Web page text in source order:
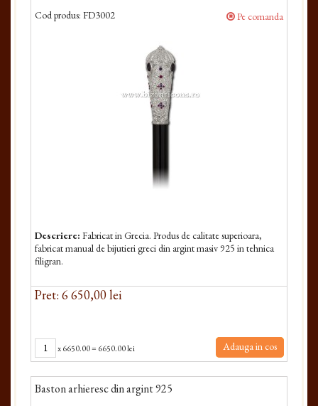
Cod produs: FD3002 Pe comanda
Descriere: Fabricat in Grecia. Produs de calitate superioara,
fabricat manual de bijutieri greci din argint masiv 925 in tehnica
filigran.
Pret: 6 650,00 lei
x6650.00= 6650.00 lei Adauga in cos
Baston arhieresc din argint 925